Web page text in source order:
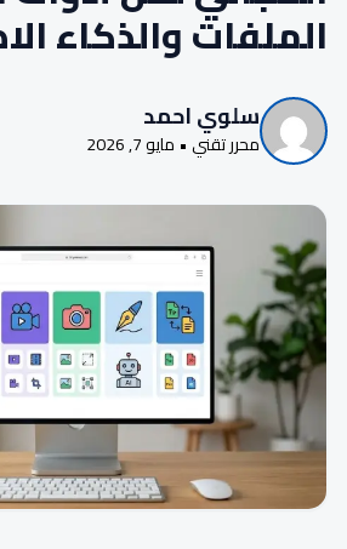
الملفات والذكاء
سلوي احمد
محرر تقني • مايو 7, 2026